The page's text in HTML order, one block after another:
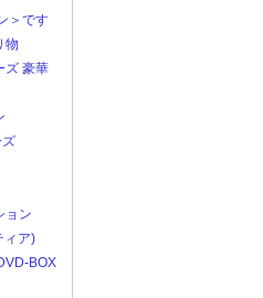
＞です
物
ズ 豪華
ズ
ョン
ィア)
BOX